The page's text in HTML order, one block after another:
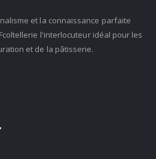
et la connaissance parfaite
l'interlocuteur idéal pour les
et de la pâtisserie.